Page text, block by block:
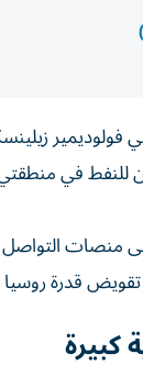
فولوديمير
في منطقتي
منصات التواصل
‌تقويض قدرة
كبيرة